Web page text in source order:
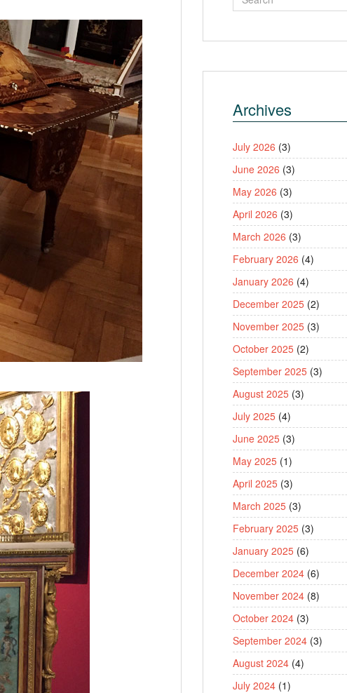
Archives
July 2026 (3)
June 2026 (3)
May 2026 (3)
April 2026 (3)
March 2026 (3)
February 2026 (4)
January 2026 (4)
December 2025 (2)
November 2025 (3)
October 2025 (2)
September 2025 (3)
August 2025 (3)
July 2025 (4)
June 2025 (3)
May 2025 (1)
April 2025 (3)
March 2025 (3)
February 2025 (3)
January 2025 (6)
December 2024 (6)
November 2024 (8)
October 2024 (3)
September 2024 (3)
August 2024 (4)
July 2024 (1)